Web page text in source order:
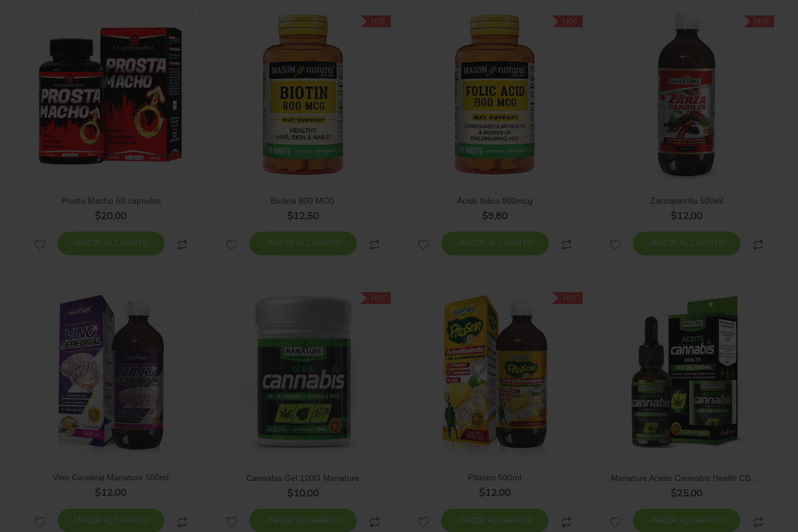
Prosta Macho 50 cápsulas
$20,00
AÑADIR AL CARRITO
HOT
Biotina 800 MCG
$12,50
AÑADIR AL CARRITO
HOT
Ácido fólico 800mcg
$9,80
AÑADIR AL CARRITO
HOT
Zarzaparrilla 500ml
$12,00
AÑADIR AL CARRITO
Vino Cerebral Manature 500ml
$12,00
AÑADIR AL CARRITO
HOT
Cannabis Gel 120G Manature
$10,00
AÑADIR AL CARRITO
HOT
Pitasen 500ml
$12,00
AÑADIR AL CARRITO
$25,00
AÑADIR AL CARRITO